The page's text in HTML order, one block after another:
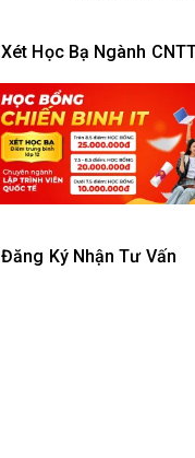
Xét Học Bạ Ngành
Đăng Ký Nhận Tư Vấn